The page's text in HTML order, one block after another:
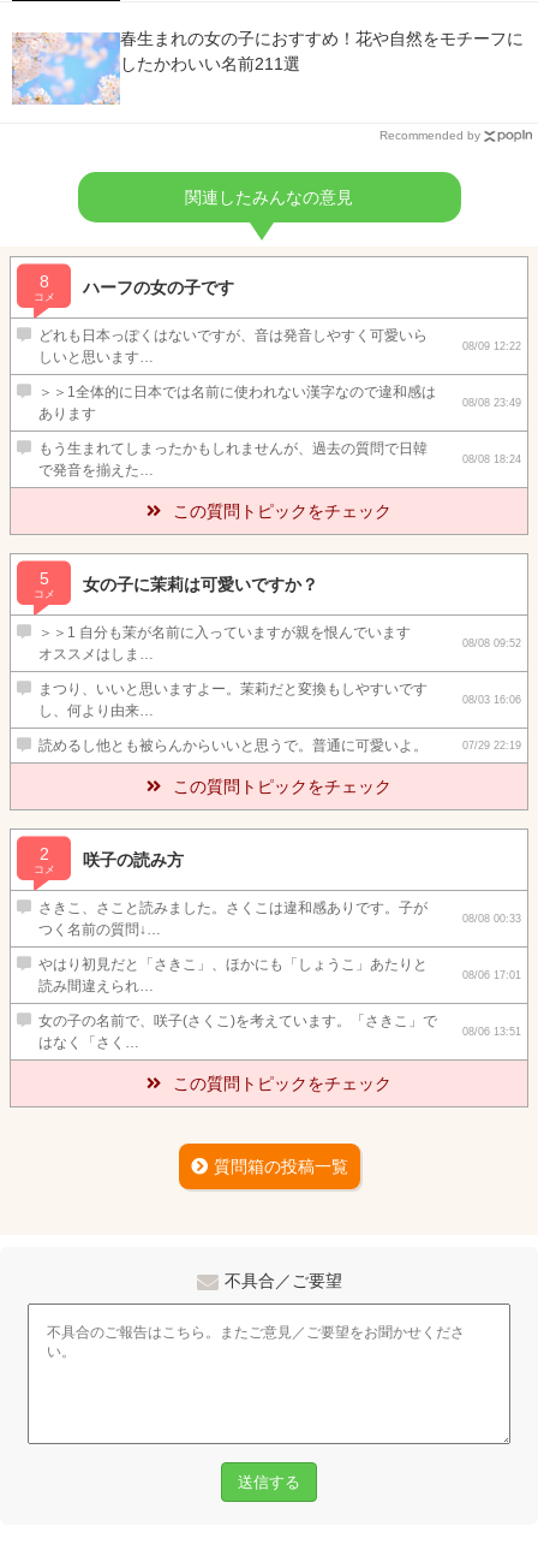
春生まれの女の子におすすめ！花や自然をモチーフに
したかわいい名前211選
Recommended by
関連したみんなの意見
8
コメ
ハーフの女の子です
どれも日本っぽくはないですが、音は発音しやすく可愛いら
しいと思います…
08/09 12:22
＞＞1全体的に日本では名前に使われない漢字なので違和感は
あります
08/08 23:49
もう生まれてしまったかもしれませんが、過去の質問で日韓
で発音を揃えた…
08/08 18:24
この質問トピックをチェック
5
コメ
女の子に茉莉は可愛いですか？
＞＞1 自分も茉が名前に入っていますが親を恨んでいます
オススメはしま…
08/08 09:52
まつり、いいと思いますよー。茉莉だと変換もしやすいです
し、何より由来…
08/03 16:06
読めるし他とも被らんからいいと思うで。普通に可愛いよ。 07/29 22:19
この質問トピックをチェック
2
コメ
咲子の読み方
さきこ、さこと読みました。さくこは違和感ありです。子が
つく名前の質問↓…
08/08 00:33
やはり初見だと「さきこ」、ほかにも「しょうこ」あたりと
読み間違えられ…
08/06 17:01
女の子の名前で、咲子(さくこ)を考えています。「さきこ」で
はなく「さく…
08/06 13:51
この質問トピックをチェック
質問箱の投稿一覧
不具合／ご要望
送信する